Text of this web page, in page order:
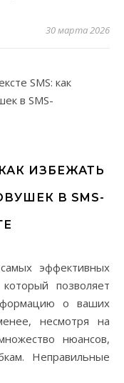
30 марта 2026
ИЗБЕЖАТЬ
В SMS-
позволяет
о ваших
несмотря на
нюансов,
Неправильные